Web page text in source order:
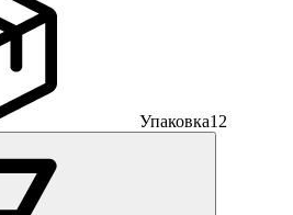
Упаковка12